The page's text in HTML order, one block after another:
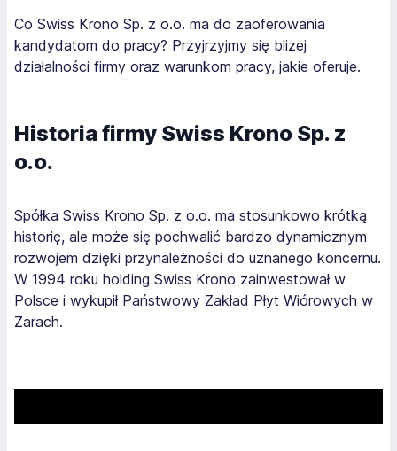
Co Swiss Krono Sp. z o.o. ma do zaoferowania
kandydatom do pracy? Przyjrzyjmy się bliżej
działalności firmy oraz warunkom pracy, jakie oferuje.
Historia firmy Swiss Krono Sp. z
o.o.
Spółka Swiss Krono Sp. z o.o. ma stosunkowo krótką
historię, ale może się pochwalić bardzo dynamicznym
rozwojem dzięki przynależności do uznanego koncernu.
W 1994 roku holding Swiss Krono zainwestował w
Polsce i wykupił Państwowy Zakład Płyt Wiórowych w
Żarach.